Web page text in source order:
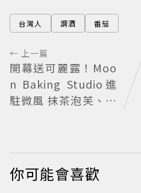
台灣人 調酒 番茄
← 上一篇
開幕送可麗露！Moo
n Baking Studio進
駐微風 抹茶泡芙、芒
你可能會喜歡